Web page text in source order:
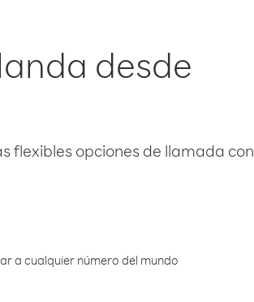
desde
flexibles opciones de llamada con
a cualquier número del mundo